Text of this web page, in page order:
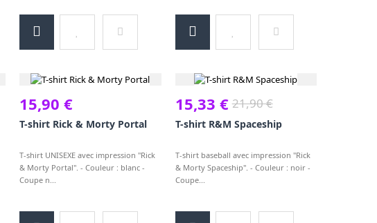
15,90 €
T-shirt Rick & Morty Portal
T-shirt UNISEXE avec impression "Rick
& Morty Portal". - Couleur : blanc -
Coupe n...
21,90 €
15,33 €
T-shirt R&M Spaceship
T-shirt baseball avec impression "Rick
& Morty Spaceship". - Couleur : noir -
Coupe...